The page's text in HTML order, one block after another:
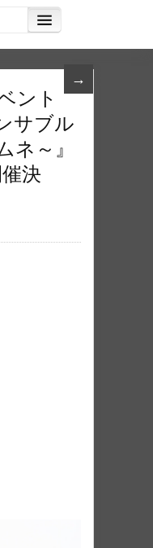
→
ント
サブル
ネ～』
決